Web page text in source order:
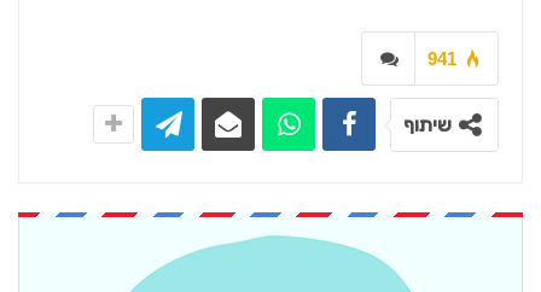
941
שיתוף